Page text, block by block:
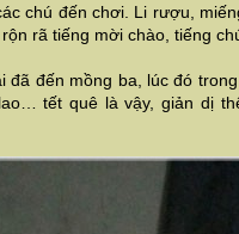
chú đến chơi. Li rượu,
rã tiếng mời chào, tiếng
đã đến mồng ba, lúc đó
tết quê là vậy, giản dị